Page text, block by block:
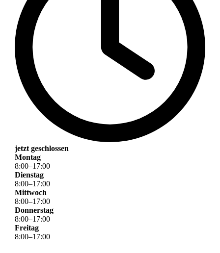
jetzt geschlossen
Montag
8:00–17:00
Dienstag
8:00–17:00
Mittwoch
8:00–17:00
Donnerstag
8:00–17:00
Freitag
8:00–17:00